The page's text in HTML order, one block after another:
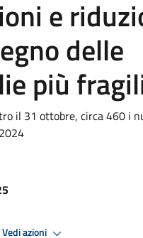
e
delle
più
il 31 ottobre, circa 460 i
Vedi azioni